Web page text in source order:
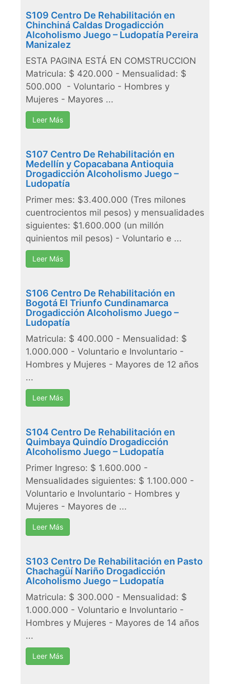
S109 Centro De Rehabilitación en
Chinchiná Caldas Drogadicción
Alcoholismo Juego – Ludopatía Pereira
Manizalez
ESTA PAGINA ESTÁ EN COMSTRUCCION
Matricula: $ 420.000 - Mensualidad: $
500.000 - Voluntario - Hombres y
Mujeres - Mayores ...
Leer Más
S107 Centro De Rehabilitación en
Medellín y Copacabana Antioquia
Drogadicción Alcoholismo Juego –
Ludopatía
Primer mes: $3.400.000 (Tres milones
cuentrocientos mil pesos) y mensualidades
siguientes: $1.600.000 (un millón
quinientos mil pesos) - Voluntario e ...
Leer Más
S106 Centro De Rehabilitación en
Bogotá El Triunfo Cundinamarca
Drogadicción Alcoholismo Juego –
Ludopatía
Matricula: $ 400.000 - Mensualidad: $
1.000.000 - Voluntario e Involuntario -
Hombres y Mujeres - Mayores de 12 años
...
Leer Más
S104 Centro De Rehabilitación en
Quimbaya Quindío Drogadicción
Alcoholismo Juego – Ludopatía
Primer Ingreso: $ 1.600.000 -
Mensualidades siguientes: $ 1.100.000 -
Voluntario e Involuntario - Hombres y
Mujeres - Mayores de ...
Leer Más
S103 Centro De Rehabilitación en Pasto
Chachagüí Nariño Drogadicción
Alcoholismo Juego – Ludopatía
Matricula: $ 300.000 - Mensualidad: $
1.000.000 - Voluntario e Involuntario -
Hombres y Mujeres - Mayores de 14 años
...
Leer Más